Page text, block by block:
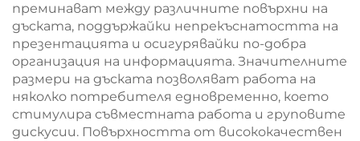
преминават между различните повърхни на
дъската, поддържайки непрекъснатостта на
презентацията и осигурявайки по-добра
организация на информацията. Значителните
размери на дъската позволяват работа на
няколко потребителя едновременно, което
стимулира съвместната работа и груповите
дискусии. Повърхността от висококачествен